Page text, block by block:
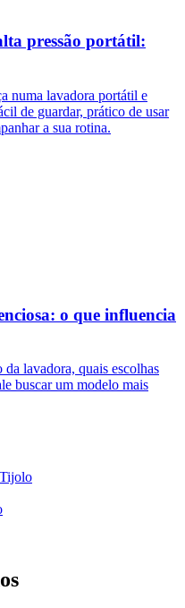
pressão portátil:
numa lavadora portátil e
de guardar, prático de usar
a sua rotina.
o que influencia
lavadora, quais escolhas
buscar um modelo mais